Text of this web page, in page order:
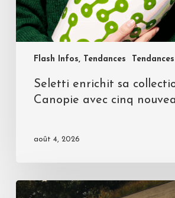
Flash Infos, Tendances Tendances
Seletti enrichit sa
Canopie avec cinq
août 4, 2026